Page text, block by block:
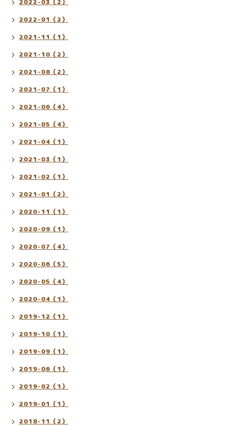
2022-01（2）
2021-11（1）
2021-10（2）
2021-08（2）
2021-07（1）
2021-06（4）
2021-05（4）
2021-04（1）
2021-03（1）
2021-02（1）
2021-01（2）
2020-11（1）
2020-09（1）
2020-07（4）
2020-06（5）
2020-05（4）
2020-04（1）
2019-12（1）
2019-10（1）
2019-09（1）
2019-06（1）
2019-02（1）
2019-01（1）
2018-11（2）